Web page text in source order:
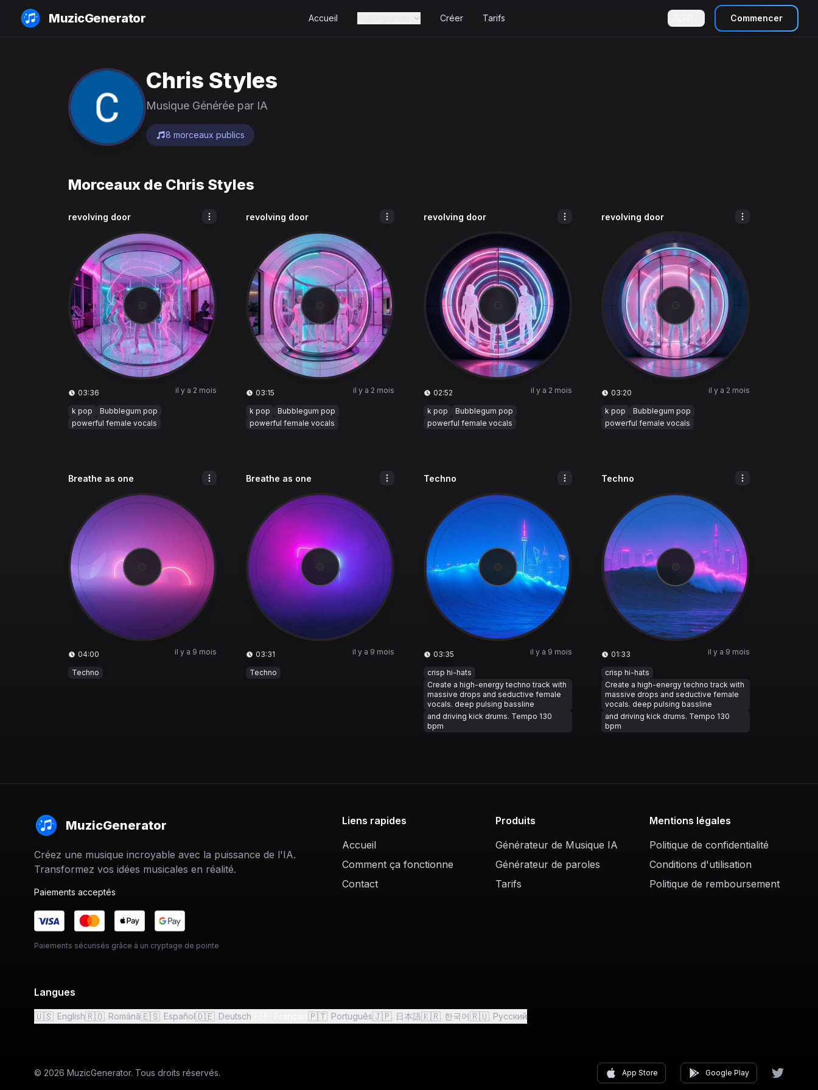
MuzicGenerator Accueil Créer Tarifs Commencer
Chris Styles
Musique Générée par IA
8 morceaux publics
Morceaux de Chris Styles
revolving door
03:36 il y a 2 mois
k pop
Bubblegum pop
powerful female vocals
revolving door
03:15 il y a 2 mois
k pop
Bubblegum pop
powerful female vocals
revolving door
02:52 il y a 2 mois
k pop
Bubblegum pop
powerful female vocals
revolving door
03:20 il y a 2 mois
k pop
Bubblegum pop
powerful female vocals
Breathe as one
04:00 il y a 9 mois
Techno
Breathe as one
03:31 il y a 9 mois
Techno
Techno
03:35 il y a 9 mois
crisp hi-hats
Create a high-energy techno track with
massive drops and seductive female
vocals. deep pulsing bassline
and driving kick drums. Tempo 130
bpm
Techno
01:33 il y a 9 mois
crisp hi-hats
Create a high-energy techno track with
massive drops and seductive female
vocals. deep pulsing bassline
and driving kick drums. Tempo 130
bpm
MuzicGenerator
Créez une musique incroyable avec la puissance de l'IA.
Transformez vos idées musicales en réalité.
Paiements acceptés
Paiements sécurisés grâce à un cryptage de pointe
Liens rapides
Accueil
Comment ça fonctionne
Contact
Produits
Générateur de Musique IA
Générateur de paroles
Tarifs
Mentions légales
Politique de confidentialité
Conditions d'utilisation
Politique de remboursement
Langues
🇺🇸 English🇷🇴 Română🇪🇸 Español🇩🇪 Deutsch 🇵🇹 Português🇯🇵 日本語🇰🇷 한국어🇷🇺 Русский
© 2026 MuzicGenerator. Tous droits réservés. App Store Google Play